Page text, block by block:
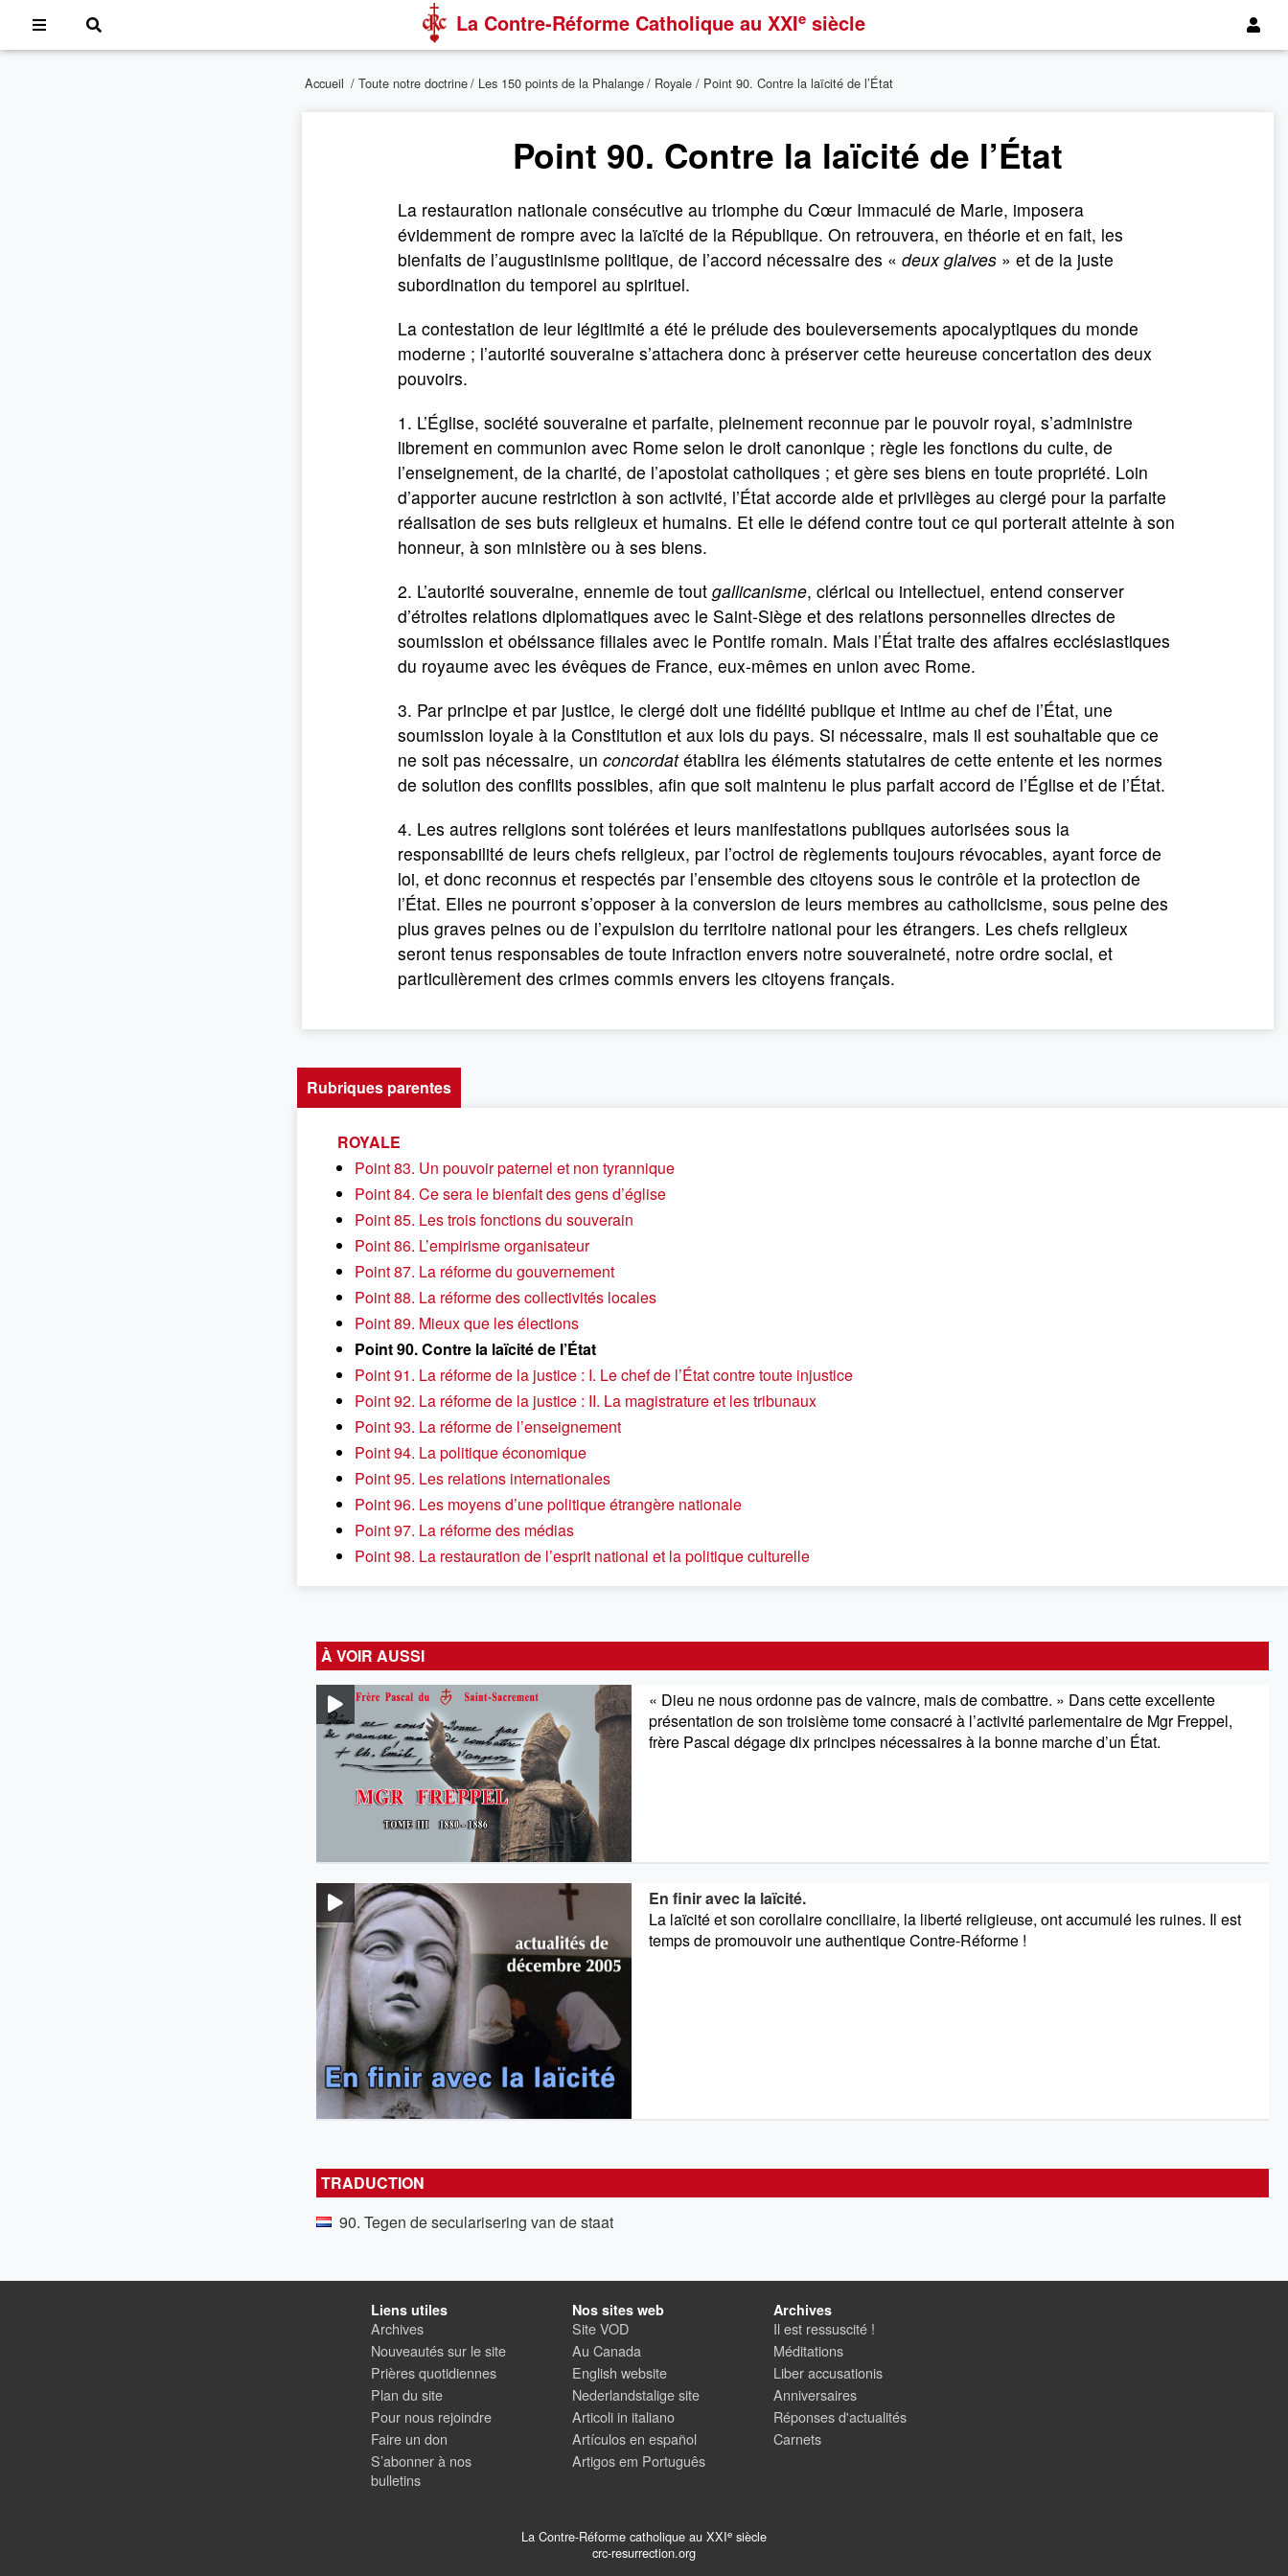
La Contre-Réforme Catholique au XXIe siècle
Accueil / Toute notre doctrine/ Les 150 points de la Phalange/ Royale / Point 90. Contre la laïcité de l’État
Point 90. Contre la laïcité de l’État
La restauration nationale consécutive au triomphe du Cœur Immaculé de Marie, imposera
évidemment de rompre avec la laïcité de la République. On retrouvera, en théorie et en fait, les
bienfaits de l’augustinisme politique, de l’accord nécessaire des « deux glaives » et de la juste
subordination du temporel au spirituel.
La contestation de leur légitimité a été le prélude des bouleversements apocalyptiques du monde
moderne ; l’autorité souveraine s’attachera donc à préserver cette heureuse concertation des deux
pouvoirs.
1. L’Église, société souveraine et parfaite, pleinement reconnue par le pouvoir royal, s’administre
librement en communion avec Rome selon le droit canonique ; règle les fonctions du culte, de
l’enseignement, de la charité, de l’apostolat catholiques ; et gère ses biens en toute propriété. Loin
d’apporter aucune restriction à son activité, l’État accorde aide et privilèges au clergé pour la parfaite
réalisation de ses buts religieux et humains. Et elle le défend contre tout ce qui porterait atteinte à son
honneur, à son ministère ou à ses biens.
2. L’autorité souveraine, ennemie de tout gallicanisme, clérical ou intellectuel, entend conserver
d’étroites relations diplomatiques avec le Saint-Siège et des relations personnelles directes de
soumission et obéissance filiales avec le Pontife romain. Mais l’État traite des affaires ecclésiastiques
du royaume avec les évêques de France, eux-mêmes en union avec Rome.
3. Par principe et par justice, le clergé doit une fidélité publique et intime au chef de l’État, une
soumission loyale à la Constitution et aux lois du pays. Si nécessaire, mais il est souhaitable que ce
ne soit pas nécessaire, un concordatétablira les éléments statutaires de cette entente et les normes
de solution des conflits possibles, afin que soit maintenu le plus parfait accord de l’Église et de l’État.
4. Les autres religions sont tolérées et leurs manifestations publiques autorisées sous la
responsabilité de leurs chefs religieux, par l’octroi de règlements toujours révocables, ayant force de
loi, et donc reconnus et respectés par l’ensemble des citoyens sous le contrôle et la protection de
l’État. Elles ne pourront s’opposer à la conversion de leurs membres au catholicisme, sous peine des
plus graves peines ou de l’expulsion du territoire national pour les étrangers. Les chefs religieux
seront tenus responsables de toute infraction envers notre souveraineté, notre ordre social, et
particulièrement des crimes commis envers les citoyens français.
Rubriques parentes
ROYALE
Point 83. Un pouvoir paternel et non tyrannique
Point 84. Ce sera le bienfait des gens d’église
Point 85. Les trois fonctions du souverain
Point 86. L’empirisme organisateur
Point 87. La réforme du gouvernement
Point 88. La réforme des collectivités locales
Point 89. Mieux que les élections
Point 90. Contre la laïcité de l’État
Point 91. La réforme de la justice : I. Le chef de l’État contre toute injustice
Point 92. La réforme de la justice : II. La magistrature et les tribunaux
Point 93. La réforme de l’enseignement
Point 94. La politique économique
Point 95. Les relations internationales
Point 96. Les moyens d’une politique étrangère nationale
Point 97. La réforme des médias
Point 98. La restauration de l’esprit national et la politique culturelle
À VOIR AUSSI
« Dieu ne nous ordonne pas de vaincre, mais de combattre. » Dans cette excellente
présentation de son troisième tome consacré à l’activité parlementaire de Mgr Freppel,
frère Pascal dégage dix principes nécessaires à la bonne marche d’un État.
En finir avec la laïcité.
La laïcité et son corollaire conciliaire, la liberté religieuse, ont accumulé les ruines. Il est
temps de promouvoir une authentique Contre-Réforme !
TRADUCTION
90. Tegen de secularisering van de staat
Liens utiles
Archives
Nouveautés sur le site
Prières quotidiennes
Plan du site
Pour nous rejoindre
Faire un don
S’abonner à nos
bulletins
Nos sites web
Site VOD
Au Canada
English website
Nederlandstalige site
Articoli in italiano
Artículos en español
Artigos em Português
Archives
Il est ressuscité !
Méditations
Liber accusationis
Anniversaires
Réponses d'actualités
Carnets
La Contre-Réforme catholique au XXIe siècle
crc-resurrection.org